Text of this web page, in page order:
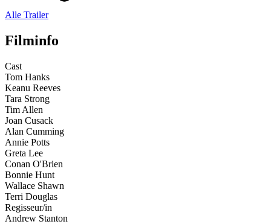
Alle Trailer
Filminfo
Cast
Tom Hanks
Keanu Reeves
Tara Strong
Tim Allen
Joan Cusack
Alan Cumming
Annie Potts
Greta Lee
Conan O'Brien
Bonnie Hunt
Wallace Shawn
Terri Douglas
Regisseur/in
Andrew Stanton